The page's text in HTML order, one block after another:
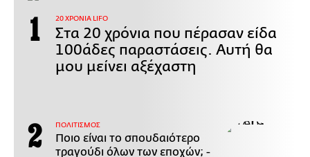
20 ΧΡΟΝΙΑ LIFO
Στα 20 χρόνια που πέρασαν είδα
100άδες παραστάσεις. Αυτή θα
μου μείνει αξέχαστη
ΠΟΛΙΤΙΣΜΟΣ
Ποιο είναι το σπουδαιότερο
τραγούδι όλων των εποχών; -